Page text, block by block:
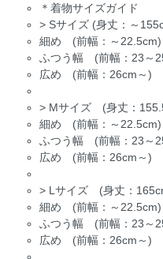
＊着物サイズガイド
> Sサイズ (身丈：～
細め (前幅：～22.5cm)
ふつう幅 (前幅：23～
広め (前幅：26cm～)
> Mサイズ (身丈：
細め (前幅：～22.5cm)
ふつう幅 (前幅：23～
広め (前幅：26cm～)
> Lサイズ (身丈：
細め (前幅：～22.5cm)
ふつう幅 (前幅：23～
広め (前幅：26cm～)